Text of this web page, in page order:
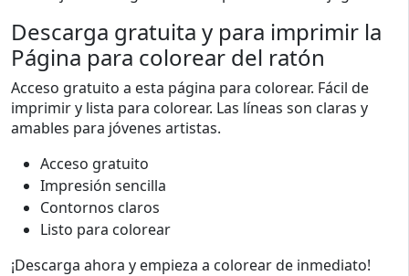
Descarga gratuita y para imprimir la
Página para colorear del ratón
Acceso gratuito a esta página para colorear. Fácil de
imprimir y lista para colorear. Las líneas son claras y
amables para jóvenes artistas.
Acceso gratuito
Impresión sencilla
Contornos claros
Listo para colorear
¡Descarga ahora y empieza a colorear de inmediato!